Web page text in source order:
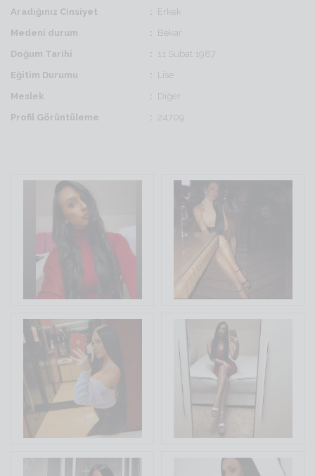
Aradığınız Cinsiyet
Erkek
Medeni durum
Bekar
Doğum Tarihi
11 Subat 1987
Eğitim Durumu
Lise
Meslek
Diğer
Profil Görüntüleme
24709